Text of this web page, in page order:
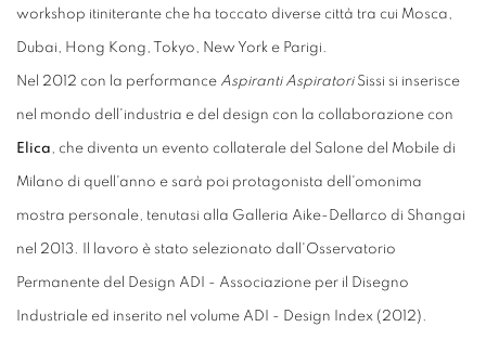
workshop itiniterante che ha toccato diverse città tra cui Mosca,
Dubai, Hong Kong, Tokyo, New York e Parigi.
Nel 2012 con la performance Aspiranti AspiratoriSissi si inserisce
nel mondo dell'industria e del design con la collaborazione con
Elica, che diventa un evento collaterale del Salone del Mobile di
Milano di quell'anno e sarà poi protagonista dell'omonima
mostra personale, tenutasi alla Galleria Aike-Dellarco di Shangai
nel 2013. Il lavoro è stato selezionato dall'Osservatorio
Permanente del Design ADI - Associazione per il Disegno
Industriale ed inserito nel volume ADI - Design Index (2012).